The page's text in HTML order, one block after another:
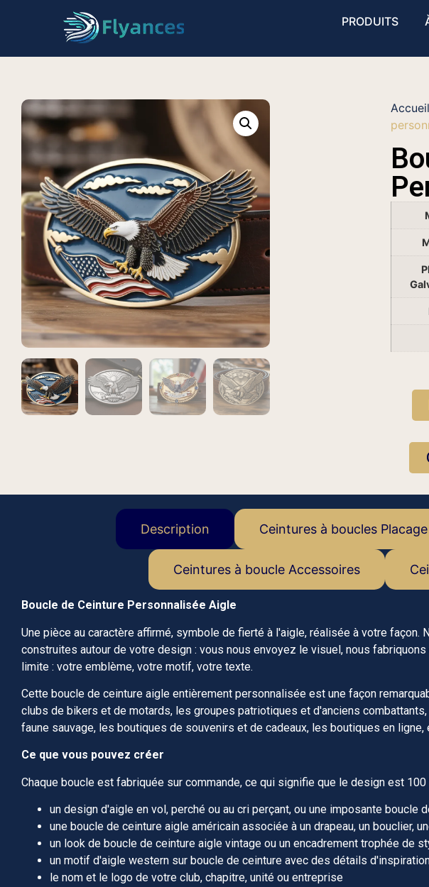
PRODUITS
Accueil
Description Ceintures à boucles Placage
Ceintures à boucle Accessoires
Boucle de Ceinture Personnalisée Aigle
Une pièce au caractère affirmé, symbole de fierté à l'aigle, réalisée à votre
construites autour de votre design : vous nous envoyez le visuel, nous
limite : votre emblème, votre motif, votre texte.
Cette boucle de ceinture aigle entièrement personnalisée est une façon
clubs de bikers et de motards, les groupes patriotiques et d'anciens
faune sauvage, les boutiques de souvenirs et de cadeaux, les boutiques en
Ce que vous pouvez créer
Chaque boucle est fabriquée sur commande, ce qui signifie que le design est 100
un design d'aigle en vol, perché ou au cri perçant, ou une imposante
une boucle de ceinture aigle américain associée à un drapeau, un bouclier,
un look de boucle de ceinture aigle vintage ou un encadrement trophée de
un motif d'aigle western sur boucle de ceinture avec des détails
le nom et le logo de votre club, chapitre, unité ou entreprise